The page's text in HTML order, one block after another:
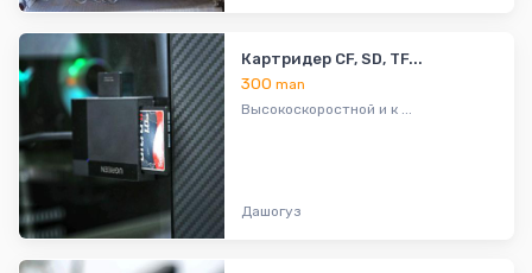
Картридер CF, SD, TF...
300man
Высокоскоростной и к ...
Дашогуз